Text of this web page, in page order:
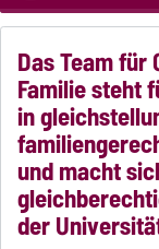
Das Team
Familie steht
in
und macht
der